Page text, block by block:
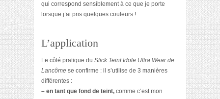
qui correspond sensiblement à ce que je porte
lorsque j’ai pris quelques couleurs !
L’application
Le côté pratique du Stick Teint Idole Ultra Wear de
Lancôme se confirme : il s’utilise de 3 manières
différentes :
– en tant que fond de teint, comme c’est mon